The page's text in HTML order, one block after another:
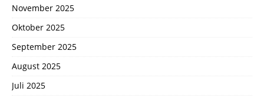
November 2025
Oktober 2025
September 2025
August 2025
Juli 2025